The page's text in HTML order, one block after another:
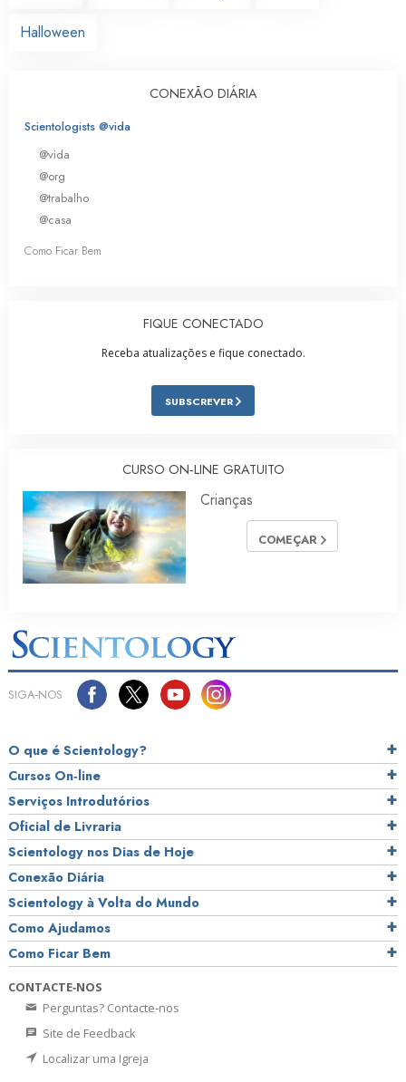
Halloween
CONEXÃO DIÁRIA
Scientologists @vida
@vida
@org
@trabalho
@casa
Como Ficar Bem
FIQUE CONECTADO
Receba atualizações e fique conectado.
SUBSCREVER
CURSO ON‑LINE GRATUITO
Crianças
COMEÇAR
SIGA‑NOS
O que é Scientology?
Cursos On‑line
Serviços Introdutórios
Oficial de Livraria
Scientology nos Dias de Hoje
Conexão Diária
Scientology à Volta do Mundo
Como Ajudamos
Como Ficar Bem
CONTACTE‑NOS
Perguntas? Contacte‑nos
Site de Feedback
Localizar uma Igreja